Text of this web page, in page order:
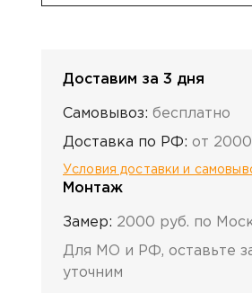
Доставим за 3 дня
Самовывоз: бесплатно
Доставка по РФ: от
Условия доставки и
Монтаж
Замер: 2000 руб. по
Для МО и РФ, оставьте
уточним